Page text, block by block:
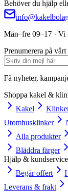
Behöver du hjälp
Mån–fre 09–17 · Vi
Prenumerera på
Få nyheter,
Shoppa kakel &
Kakel
Utomhusklinker
Alla produkter
Bläddra färger
Hjälp & kundservice
Begär offert
Leverans & frakt